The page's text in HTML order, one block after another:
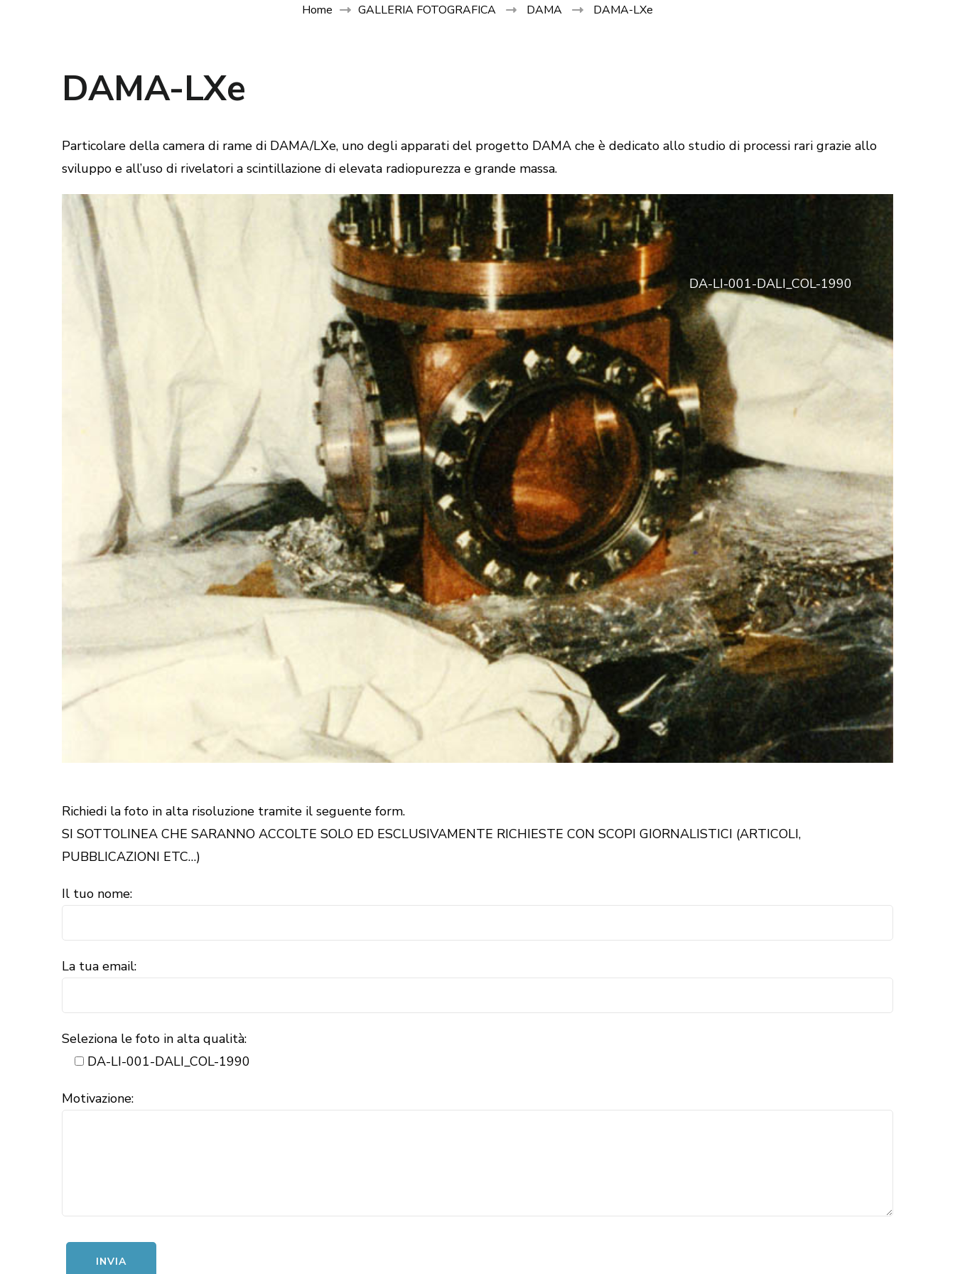
Home GALLERIA FOTOGRAFICA DAMA DAMA-LXe
DAMA-LXe
Particolare della camera di rame di DAMA/LXe, uno degli apparati del progetto DAMA che è dedicato allo studio di processi rari grazie allo
sviluppo e all’uso di rivelatori a scintillazione di elevata radiopurezza e grande massa.
DA-LI-001-DALI_COL-1990
Richiedi la foto in alta risoluzione tramite il seguente form.
SI SOTTOLINEA CHE SARANNO ACCOLTE SOLO ED ESCLUSIVAMENTE RICHIESTE CON SCOPI GIORNALISTICI (ARTICOLI,
PUBBLICAZIONI ETC…)
Il tuo nome:
La tua email:
Seleziona le foto in alta qualità:
DA-LI-001-DALI_COL-1990
Motivazione: